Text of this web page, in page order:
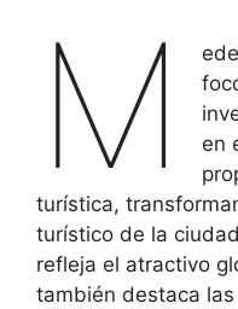
M
en
turística,
turístico de la
refleja el atractivo
también destaca